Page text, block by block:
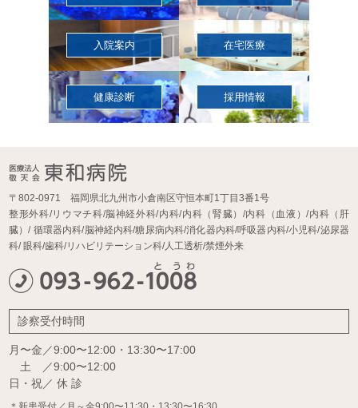
入院案内 在宅医療
健康診断 採用情報
〒802-0971 福岡県北九州市小倉南区守恒本町1丁目3番1号
整形外科/リウマチ科/脳神経外科/内科/内科（腎臓）/内科（血液）/内科（肝
臓）/循環器内科/脳神経内科/糖尿病内科/消化器内科/呼吸器内科/小児科/泌尿器
科/眼科/歯科/リハビリテーション科/人工透析/禁煙外来
診察受付時間
月〜金／9:00〜12:00・13:30〜17:00
土 ／9:00〜12:00
日・祝／ 休 診